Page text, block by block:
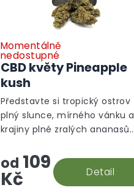
CBD květy Pineapple
kush
Momentálně
nedostupné
od 109
Kč Detail
Představte si tropický ostrov
plný slunce, mírného vánku a
krajiny plné zralých ananasů.
nabízíme s naším CBD
konopným květem Pineapple
Kush.